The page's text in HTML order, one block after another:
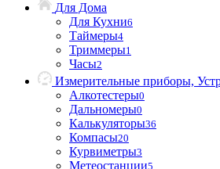
Для Дома
Для Кухни6
Таймеры4
Триммеры1
Часы2
Измерительные приборы,
Алкотестеры0
Дальномеры0
Калькуляторы36
Компасы20
Курвиметры3
Метеостанции5